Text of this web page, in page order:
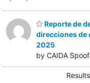
Reporte de
direcciones de
2025
by CAIDA